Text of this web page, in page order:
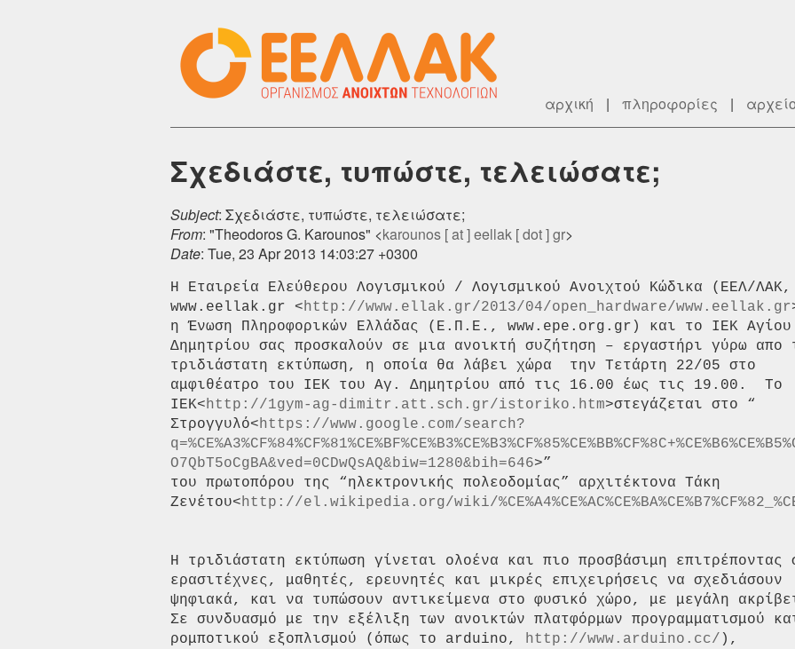
αρχική | πληροφορίες | αρχείο
Σχεδιάστε, τυπώστε, τελειώσατε;
Subject: Σχεδιάστε, τυπώστε, τελειώσατε;
From: "Theodoros G. Karounos" <karounos [ at ] eellak [ dot ] gr>
Date: Tue, 23 Apr 2013 14:03:27 +0300
Η Εταιρεία Ελεύθερου Λογισμικού / Λογισμικού Ανοιχτού Κώδικα (ΕΕΛ/ΛΑΚ,
www.eellak.gr <http://www.ellak.gr/2013/04/open_hardware/www.eellak.gr
η Ένωση Πληροφορικών Ελλάδας (Ε.Π.Ε., www.epe.org.gr) και το ΙΕΚ Αγίου
Δημητρίου σας προσκαλούν σε μια ανοικτή συζήτηση – εργαστήρι γύρω απο
τριδιάστατη εκτύπωση, η οποία θα λάβει χώρα  την Τετάρτη 22/05 στο
αμφιθέατρο του ΙΕΚ του Αγ. Δημητρίου από τις 16.00 έως τις 19.00.  Το
ΙΕΚ<http://1gym-ag-dimitr.att.sch.gr/istoriko.htm>στεγάζεται στο “
Στρογγυλό<https://www.google.com/search?
O7QbT5oCgBA&ved=0CDwQsAQ&biw=1280&bih=646>”
του πρωτοπόρου της “ηλεκτρονικής πολεοδομίας” αρχιτέκτονα Τάκη
Ζενέτου<http://el.wikipedia.org/wiki/
Η τριδιάστατη εκτύπωση γίνεται ολοένα και πιο προσβάσιμη επιτρέποντας
ερασιτέχνες, μαθητές, ερευνητές και μικρές επιχειρήσεις να σχεδιάσουν
ψηφιακά, και να τυπώσουν αντικείμενα στο φυσικό χώρο, με μεγάλη
Σε συνδυασμό με την εξέλιξη των ανοικτών πλατφόρμων προγραμματισμού
ρομποτικού εξοπλισμού (όπως το arduino, http://www.arduino.cc/ ),